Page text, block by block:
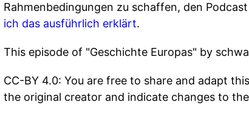
Rahmenbedingungen zu schaffen, den
ich das ausführlich erklärt.
This episode of "Geschichte Europas" by
CC-BY 4.0: You are free to share and adapt
the original creator and indicate changes to